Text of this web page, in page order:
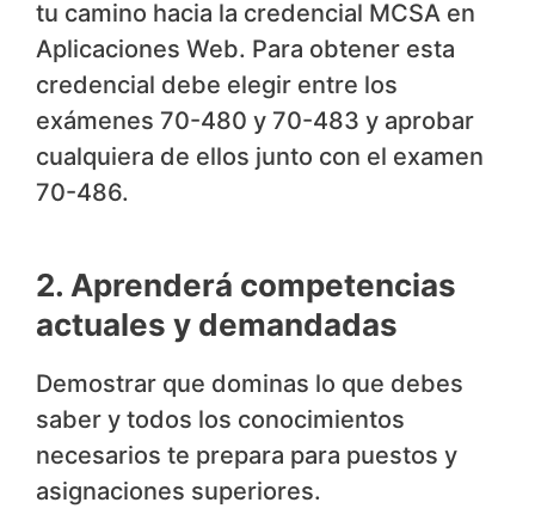
tu camino hacia la credencial MCSA en
Aplicaciones Web. Para obtener esta
credencial debe elegir entre los
exámenes 70-480 y 70-483 y aprobar
cualquiera de ellos junto con el examen
70-486.
2. Aprenderá competencias
actuales y demandadas
Demostrar que dominas lo que debes
saber y todos los conocimientos
necesarios te prepara para puestos y
asignaciones superiores.